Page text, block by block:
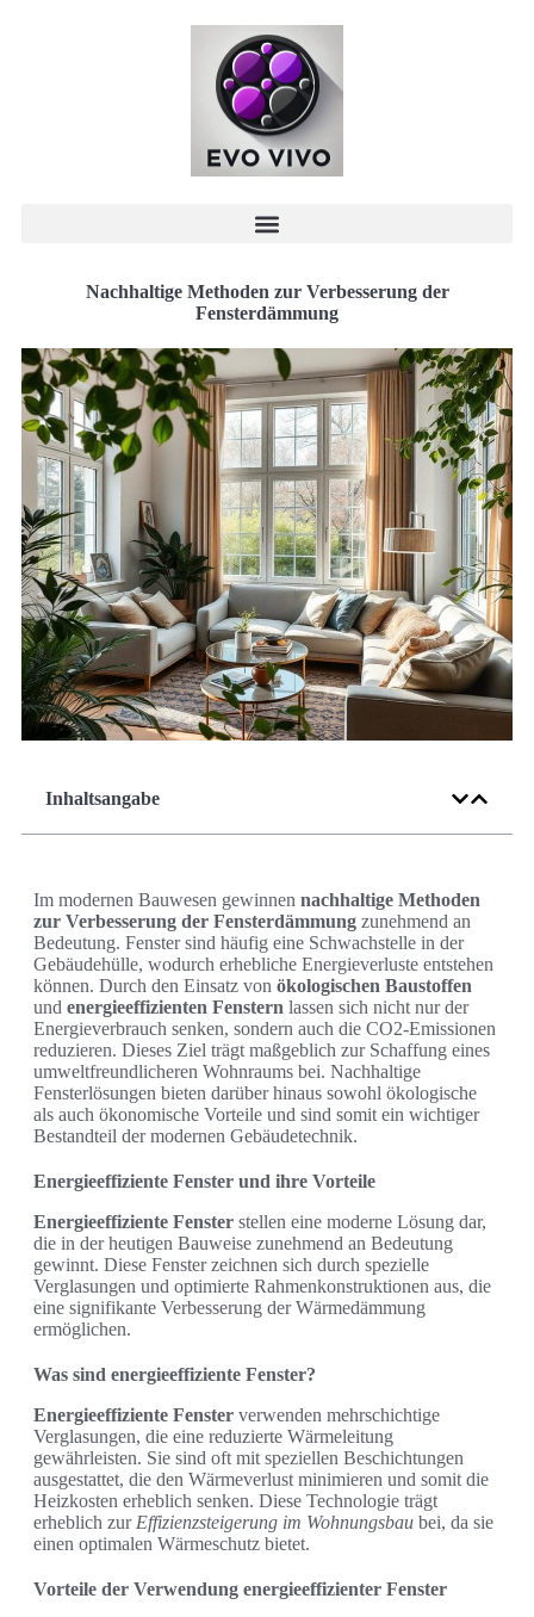
Nachhaltige Methoden zur Verbesserung der
Fensterdämmung
Inhaltsangabe
Im modernen Bauwesen gewinnen nachhaltige Methoden
zur Verbesserung der Fensterdämmung zunehmend an
Bedeutung. Fenster sind häufig eine Schwachstelle in der
Gebäudehülle, wodurch erhebliche Energieverluste entstehen
können. Durch den Einsatz von ökologischen Baustoffen
und energieeffizienten Fenstern lassen sich nicht nur der
Energieverbrauch senken, sondern auch die CO2-Emissionen
reduzieren. Dieses Ziel trägt maßgeblich zur Schaffung eines
umweltfreundlicheren Wohnraums bei. Nachhaltige
Fensterlösungen bieten darüber hinaus sowohl ökologische
als auch ökonomische Vorteile und sind somit ein wichtiger
Bestandteil der modernen Gebäudetechnik.
Energieeffiziente Fenster und ihre Vorteile
Energieeffiziente Fenster stellen eine moderne Lösung dar,
die in der heutigen Bauweise zunehmend an Bedeutung
gewinnt. Diese Fenster zeichnen sich durch spezielle
Verglasungen und optimierte Rahmenkonstruktionen aus, die
eine signifikante Verbesserung der Wärmedämmung
ermöglichen.
Was sind energieeffiziente Fenster?
Energieeffiziente Fenster verwenden mehrschichtige
Verglasungen, die eine reduzierte Wärmeleitung
gewährleisten. Sie sind oft mit speziellen Beschichtungen
ausgestattet, die den Wärmeverlust minimieren und somit die
Heizkosten erheblich senken. Diese Technologie trägt
erheblich zur Effizienzsteigerung im Wohnungsbau bei, da sie
einen optimalen Wärmeschutz bietet.
Vorteile der Verwendung energieeffizienter Fenster